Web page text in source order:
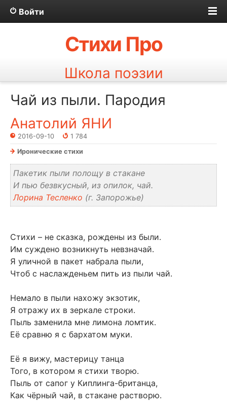
Войти
Стихи Про
Школа поэзии
Чай из пыли. Пародия
Анатолий ЯНИ
2016-09-10
1 784
Иронические стихи
Пакетик пыли полощу в стакане
И пью безвкусный, из опилок, чай.
Лорина Тесленко (г. Запорожье)
Стихи – не сказка, рождены из были.
Им суждено возникнуть невзначай.
Я уличной в пакет набрала пыли,
Чтоб с наслажденьем пить из пыли чай.
Немало в пыли нахожу экзотик,
Я отражу их в зеркале строки.
Пыль заменила мне лимона ломтик.
Её сравню я с бархатом муки.
Её я вижу, мастерицу танца
Того, в котором я стихи творю.
Пыль от сапог у Киплинга-британца,
Как чёрный чай, в стакане растворю.